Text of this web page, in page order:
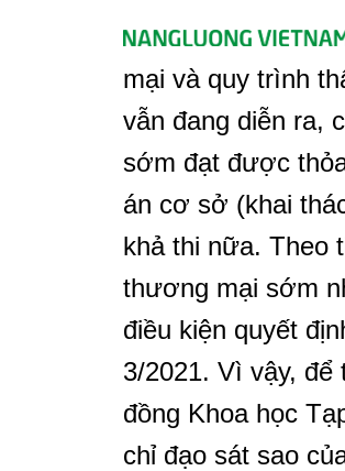
mại và quy trình
vẫn đang diễn ra,
sớm đạt được
án cơ sở (khai
khả thi nữa. Theo
thương mại sớm
điều kiện quyết
3/2021. Vì vậy, để
đồng Khoa học
chỉ đạo sát sao